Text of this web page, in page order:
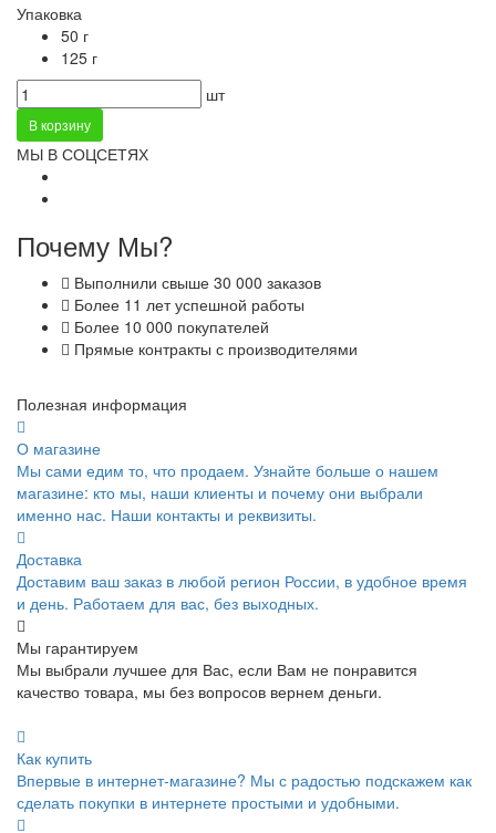
Упаковка
50 г
125 г
шт
В корзину
МЫ В СОЦСЕТЯХ
Почему Мы?
Выполнили свыше 30 000 заказов
Более 11 лет успешной работы
Более 10 000 покупателей
Прямые контракты с производителями
Полезная информация
О магазине
Мы сами едим то, что продаем. Узнайте больше о нашем
магазине: кто мы, наши клиенты и почему они выбрали
именно нас. Наши контакты и реквизиты.
Доставка
Доставим ваш заказ в любой регион России, в удобное время
и день. Работаем для вас, без выходных.
Мы гарантируем
Мы выбрали лучшее для Вас, если Вам не понравится
качество товара, мы без вопросов вернем деньги.
Как купить
Впервые в интернет-магазине? Мы с радостью подскажем как
сделать покупки в интернете простыми и удобными.